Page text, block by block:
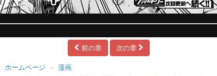
前の章 次の章
ホームページ
漫画